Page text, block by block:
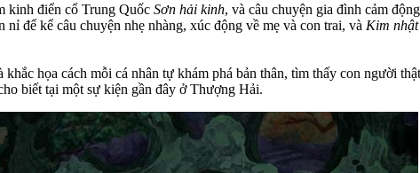
kinh điển cổ Trung Quốc Sơn hải kinh, và câu chuyện gia đình cảm động
để kể câu chuyện nhẹ nhàng, xúc động về mẹ và con trai, và Kim
họa cách mỗi cá nhân tự khám phá bản thân, tìm thấy con người
biết tại một sự kiện gần đây ở Thượng Hải.